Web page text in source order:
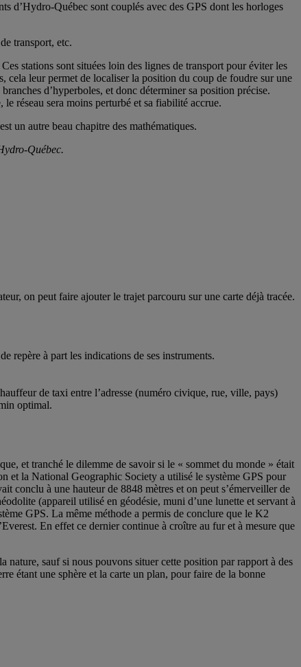
d’Hydro-Québec sont couplés avec des GPS dont les horloges
transport, etc.
stations sont situées loin des lignes de transport pour éviter les
cela leur permet de localiser la position du coup de foudre sur une
d’hyperboles, et donc déterminer sa position précise.
réseau sera moins perturbé et sa fiabilité accrue.
un autre beau chapitre des mathématiques.
Québec.
on peut faire ajouter le trajet parcouru sur une carte déjà tracée.
repère à part les indications de ses instruments.
de taxi entre l’adresse (numéro civique, rue, ville, pays)
optimal.
et tranché le dilemme de savoir si le « sommet du monde » était
et la National Geographic Society a utilisé le système GPS pour
conclu à une hauteur de 8848 mètres et on peut s’émerveiller de
(appareil utilisé en géodésie, muni d’une lunette et servant à
GPS. La même méthode a permis de conclure que le K2
En effet ce dernier continue à croître au fur et à mesure que
nature, sauf si nous pouvons situer cette position par rapport à des
étant une sphère et la carte un plan, pour faire de la bonne